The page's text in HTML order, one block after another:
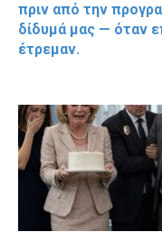
πριν από την
δίδυμά μας — όταν
έτρεμαν.